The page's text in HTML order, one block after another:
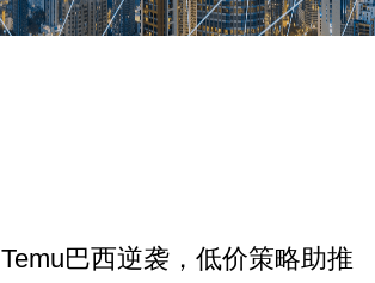
Temu巴西逆袭，低价策略助推